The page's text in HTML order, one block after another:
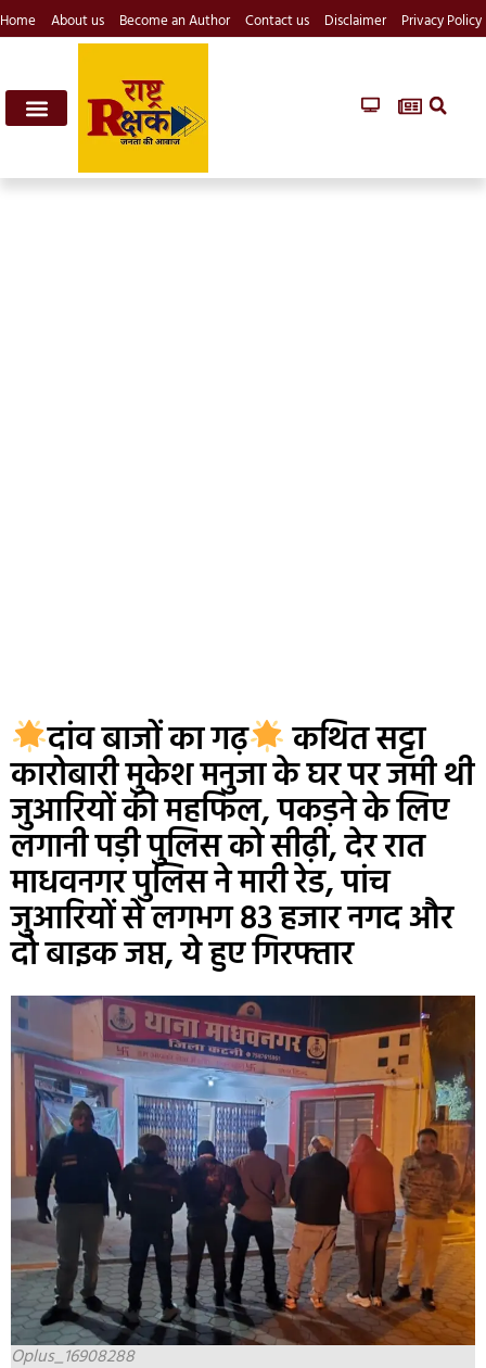
Home About us Become an Author Contact us Disclaimer Privacy Policy
दांव बाजों का गढ़ कथित सट्टा
कारोबारी मुकेश मनुजा के घर पर जमी थी
जुआरियों की महफिल, पकड़ने के लिए
लगानी पड़ी पुलिस को सीढ़ी, देर रात
माधवनगर पुलिस ने मारी रेड, पांच
जुआरियों से लगभग 83 हजार नगद और
दो बाइक जप्त, ये हुए गिरफ्तार
Oplus_16908288